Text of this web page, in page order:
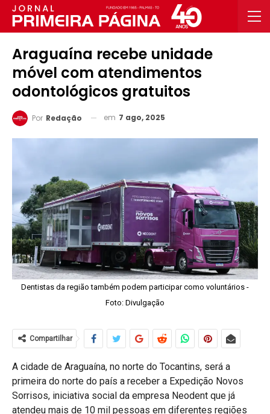
Araguaína recebe unidade
móvel com atendimentos
odontológicos gratuitos
Por Redação em 7 ago, 2025
Dentistas da região também podem participar como voluntários -
Foto: Divulgação
Compartilhar
A cidade de Araguaína, no norte do Tocantins, será a
primeira do norte do país a receber a Expedição Novos
Sorrisos, iniciativa social da empresa Neodent que já
atendeu mais de 10 mil pessoas em diferentes regiões